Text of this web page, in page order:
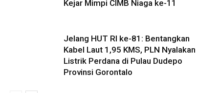
Kejar Mimpi CIMB Niaga ke-11
Jelang HUT RI ke-81: Bentangkan
Kabel Laut 1,95 KMS, PLN Nyalakan
Listrik Perdana di Pulau Dudepo
Provinsi Gorontalo